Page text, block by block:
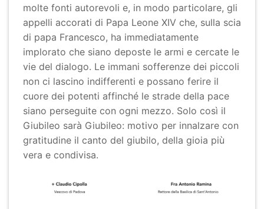
molte fonti autorevoli e, in modo particolare, gli
appelli accorati di Papa Leone XIV che, sulla scia
di papa Francesco, ha immediatamente
implorato che siano deposte le armi e cercate le
vie del dialogo. Le immani sofferenze dei piccoli
non ci lascino indifferenti e possano ferire il
cuore dei potenti affinché le strade della pace
siano perseguite con ogni mezzo. Solo così il
Giubileo sarà Giubileo: motivo per innalzare con
gratitudine il canto del giubilo, della gioia più
vera e condivisa.